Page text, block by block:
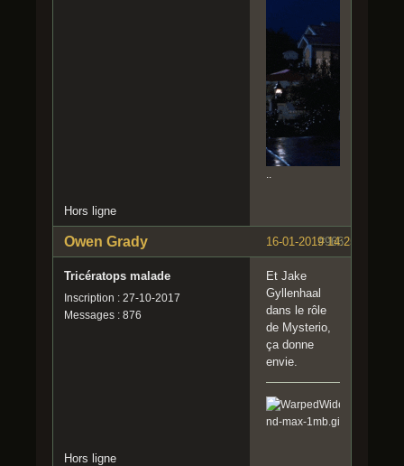
Hors ligne
#966
16-01-2019 14:25:11
Owen Grady
Tricératops malade
Inscription : 27-10-2017
Messages : 876
Et Jake
Gyllenhaal
dans le rôle
de Mysterio,
ça donne
envie.
Hors ligne